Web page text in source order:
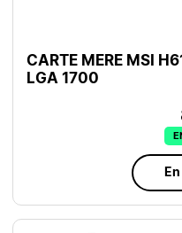
CARTE MERE MSI
LGA 1700